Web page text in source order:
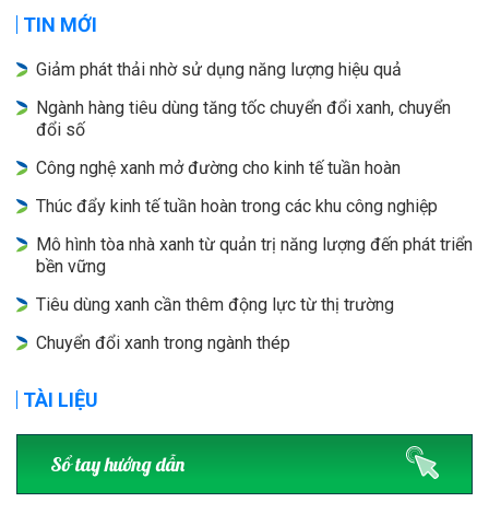
TIN MỚI
Giảm phát thải nhờ sử dụng năng lượng hiệu quả
Ngành hàng tiêu dùng tăng tốc chuyển đổi xanh, chuyển
đổi số
Công nghệ xanh mở đường cho kinh tế tuần hoàn
Thúc đẩy kinh tế tuần hoàn trong các khu công nghiệp
Mô hình tòa nhà xanh từ quản trị năng lượng đến phát triển
bền vững
Tiêu dùng xanh cần thêm động lực từ thị trường
Chuyển đổi xanh trong ngành thép
TÀI LIỆU
Sổ tay hướng dẫn